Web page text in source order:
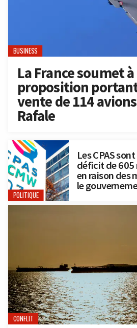
BUSINESS
La France soumet
proposition
vente de 114
Rafale
POLITIQUE
Les CPAS
déficit de 605
en raison des
le
CONFLIT